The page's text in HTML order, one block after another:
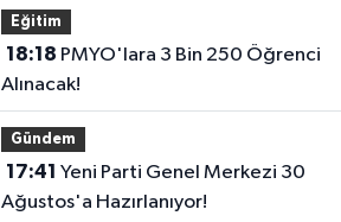
Eğitim
18:18
Alınacak!
Gündem
17:41
Ağustos'a Hazırlanıyor!